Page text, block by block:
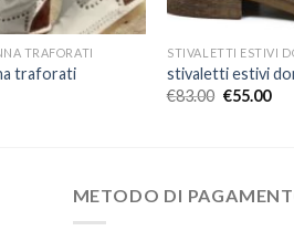
TRAFORATI
traforati
STIVALETTI ESTIVI
stivaletti estivi
€83.00 €55.00
METODO DI